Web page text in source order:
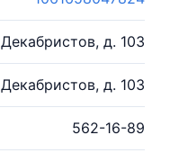
Декабристов, д. 103
Декабристов, д. 103
562-16-89